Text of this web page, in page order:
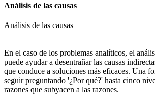
Análisis de las causas
Análisis de las causas
En el caso de los problemas analíticos, el
puede ayudar a desentrañar las causas
que conduce a soluciones más eficaces. Una
seguir preguntando '¿Por qué?' hasta cinco
razones que subyacen a las razones.